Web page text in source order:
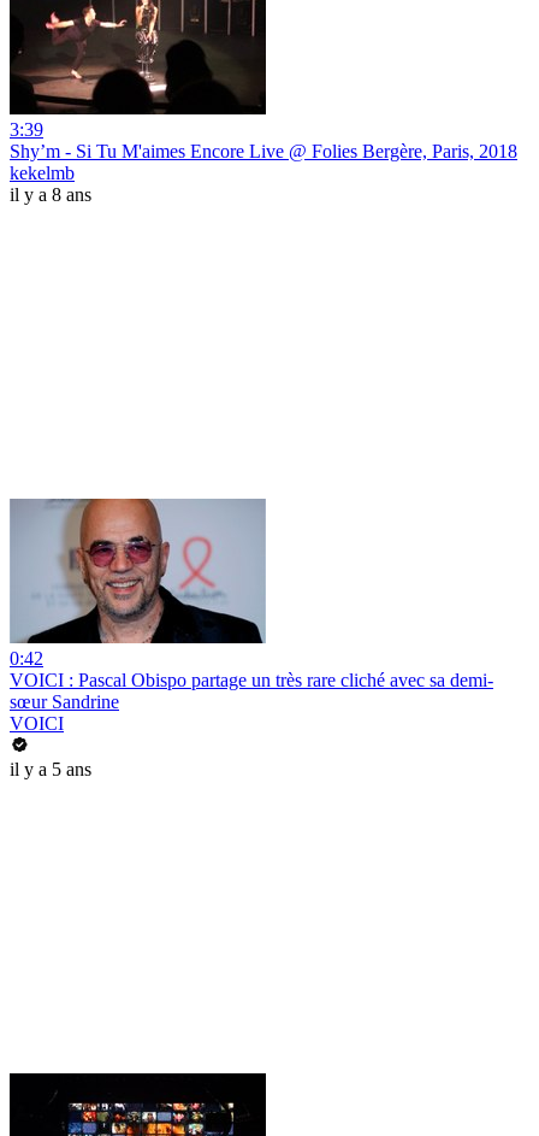
3:39
Shy’m - Si Tu M'aimes Encore Live @ Folies Bergère, Paris, 2018
kekelmb
il y a 8 ans
0:42
VOICI : Pascal Obispo partage un très rare cliché avec sa demi-
sœur Sandrine
VOICI
il y a 5 ans